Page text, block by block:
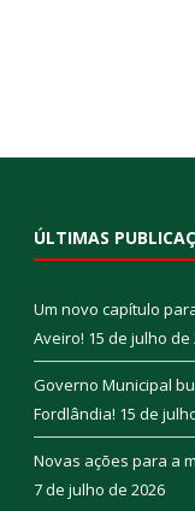
ÚLTIMAS
Um novo capítulo
Aveiro! 15 de julho de
Governo Municipal
Fordlândia! 15 de
Novas ações para a
7 de julho de 2026